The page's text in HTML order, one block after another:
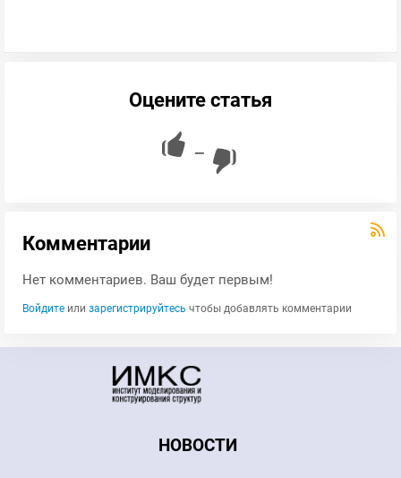
Оцените статья
—
Комментарии
Нет комментариев. Ваш будет первым!
Войдите или зарегистрируйтесь чтобы добавлять комментарии
НОВОСТИ